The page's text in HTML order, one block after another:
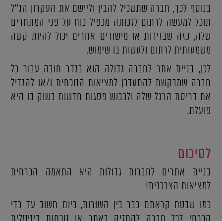
בנוסף לכך, חברה שתשכיל להבין וליישם את העקרון הנ''ל
תוכל למעשה לרתום לזכותה מכפיל כוח על פני המתחרים
שלה, כזה שבזירות או מישורים אחרים יכול להיות קשה
משמעותית לרתום ולעשות בו שימוש.
לכן, בניית אתר לחברה גדולה הוא בגדר חובה עבור כל
חברה שמבקשת להתעדכן למציאות הנוכחית ו/או להגדיל
את דריסת הרגל שלה ולכבוש פסגות חדשות בשוק בו היא
פועלת.
לסיכום
בניית אתרים לחברות גדולות היא התאמה הכרחית
למציאות הצרכנית!
כמו שבטח קראתם כבר בין השורות, כיום חשוב עד כדי